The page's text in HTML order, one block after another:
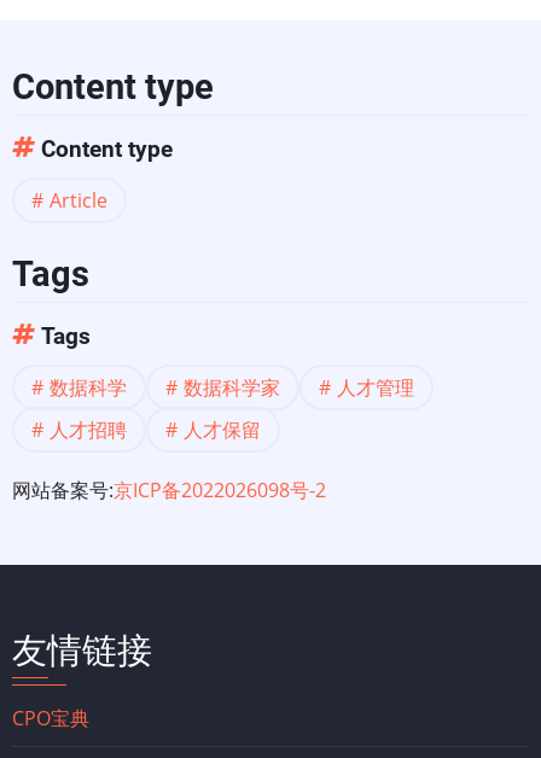
家
提
示
Content type
Content type
Article
Tags
Tags
数据科学 数据科学家
人才管理
人才招聘
人才保留
网站备案号:京ICP备2022026098号-2
友情链接
CPO宝典